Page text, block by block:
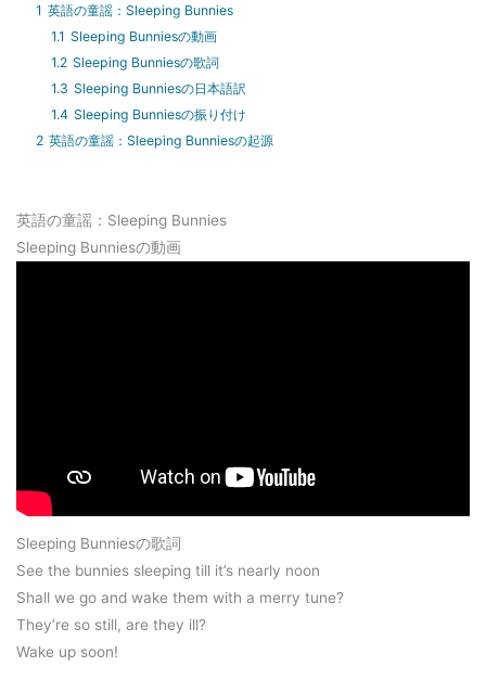
1 英語の童謡：Sleeping Bunnies
1.1 Sleeping Bunniesの動画
1.2 Sleeping Bunniesの歌詞
1.3 Sleeping Bunniesの日本語訳
1.4 Sleeping Bunniesの振り付け
2 英語の童謡：Sleeping Bunniesの起源
英語の童謡：Sleeping Bunnies
Sleeping Bunniesの動画
Sleeping Bunniesの歌詞
See the bunnies sleeping till it’s nearly noon
Shall we go and wake them with a merry tune?
They’re so still, are they ill?
Wake up soon!